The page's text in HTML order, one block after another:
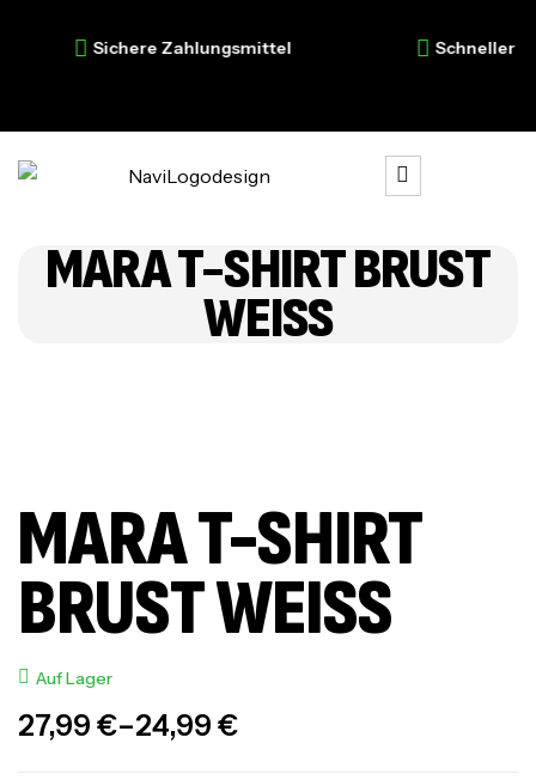
Sichere Zahlungsmittel Schneller
MARA T-SHIRT BRUST
WEISS
MARA T-SHIRT
BRUST WEISS
Auf Lager
24,99 €
–
27,99 €